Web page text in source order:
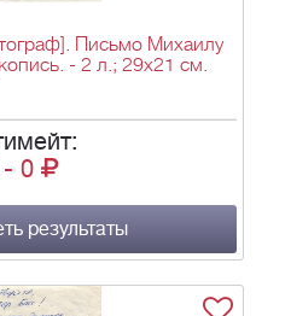
Письмо Михаилу
- 2 л.; 29х21 см.
- 0
результаты